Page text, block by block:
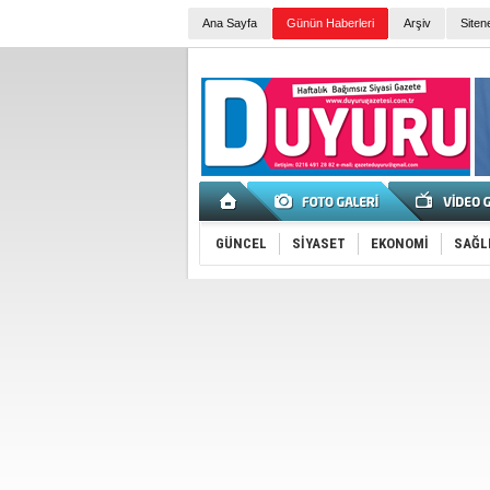
Ana Sayfa Günün Haberleri Arşiv
GÜNCEL SİYASET EKONOMİ